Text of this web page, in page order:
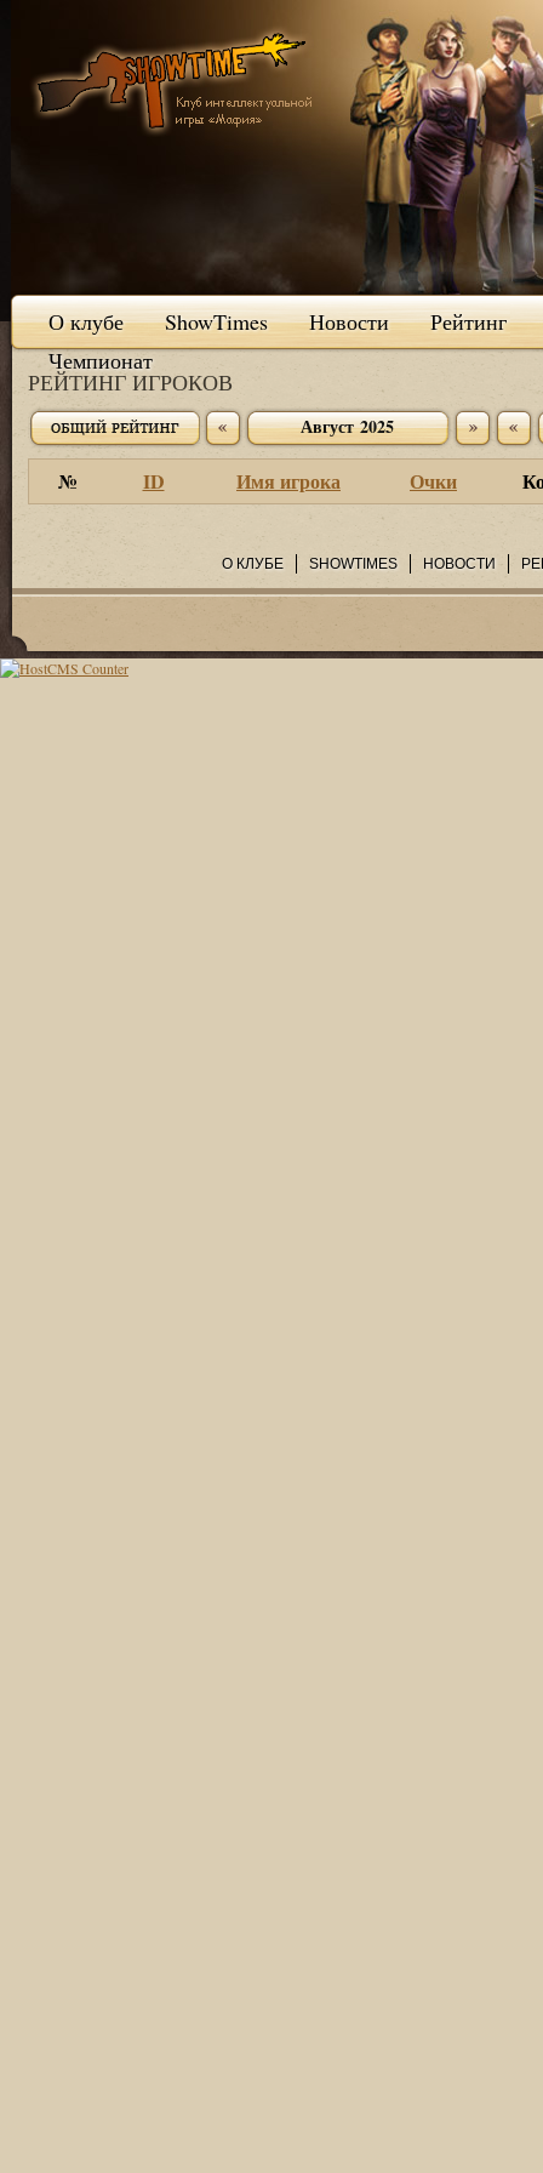
О клубе ShowTimes Новости
Рейтинг
Чемпионат
РЕЙТИНГ ИГРОКОВ
Август 2025
№ ID Имя игрока Очки
О КЛУБЕ SHOWTIMES НОВОСТИ